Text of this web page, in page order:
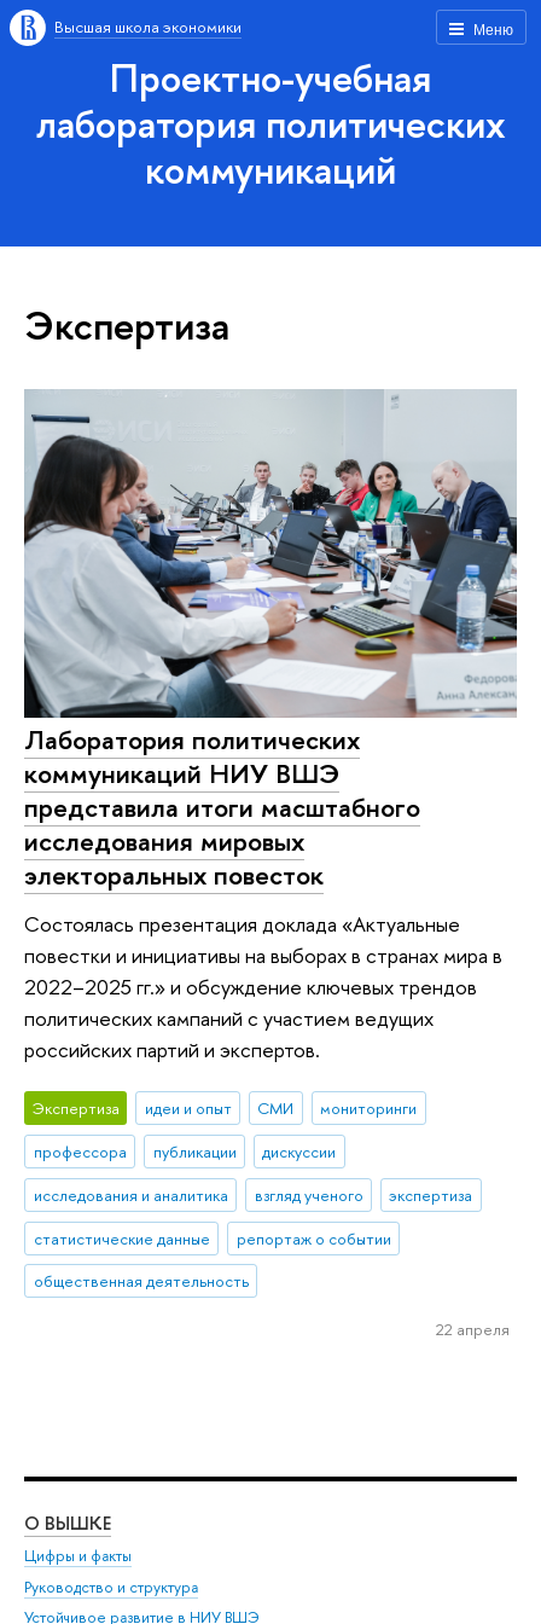
Меню
Высшая школа экономики
Проектно-учебная
лаборатория политических
коммуникаций
Экспертиза
Лаборатория политических
коммуникаций НИУ ВШЭ
представила итоги масштабного
исследования мировых
электоральных повесток
Состоялась презентация доклада «Актуальные
повестки и инициативы на выборах в странах мира в
2022–2025 гг.» и обсуждение ключевых трендов
политических кампаний с участием ведущих
российских партий и экспертов.
Экспертиза идеи и опыт СМИ
мониторинги
профессора
публикации
дискуссии
исследования и аналитика
взгляд ученого
экспертиза
статистические данные
репортаж о событии
общественная деятельность
22 апреля
О ВЫШКЕ
Цифры и факты
Руководство и структура
Устойчивое развитие в НИУ ВШЭ